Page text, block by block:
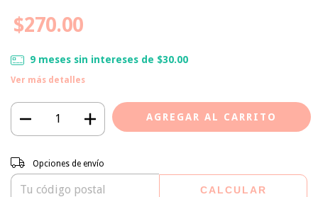
$270.00
9 meses sin intereses de $30.00
Ver más detalles
Entregas para el CP:
Opciones de envío
CALCULAR